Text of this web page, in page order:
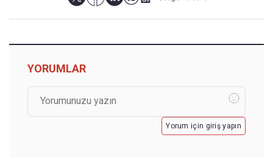
YORUMLAR
Yorum için giriş yapın